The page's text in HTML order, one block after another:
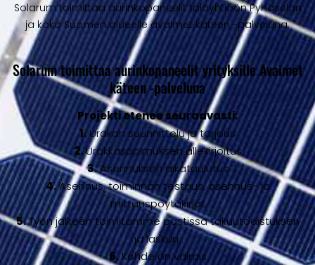
Solarum toimittaa aurinkopaneelit taloyhtiöön Pyhäselän
ja koko Suomen alueelle avaimet käteen -palveluna.
Solarum toimittaa aurinkopaneelit yrityksille Avaimet
käteen -palveluna
Projekti etenee seuraavasti:
1.Urakan suunnittelu ja tarjous
2.Urakkasopimuksen allekirjoitus
3.Asennuksen aikataulutus
4.Asennus, toiminnan testaus, asennus- ja
mittauspöytäkirjat
5.Työn jälkeen toimitamme postissa takuutodistuksen
ja laskun.
6.Kohde on valmis